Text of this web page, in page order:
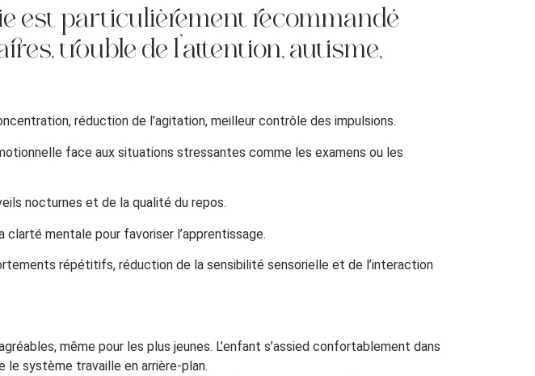
est particulièrement recommandé
trouble de l’attention, autisme,
réduction de l’agitation, meilleur contrôle des impulsions.
face aux situations stressantes comme les examens ou les
nocturnes et de la qualité du repos.
clarté mentale pour favoriser l’apprentissage.
répétitifs, réduction de la sensibilité sensorielle et de l’interaction
même pour les plus jeunes. L’enfant s’assied confortablement dans
le système travaille en arrière-plan.